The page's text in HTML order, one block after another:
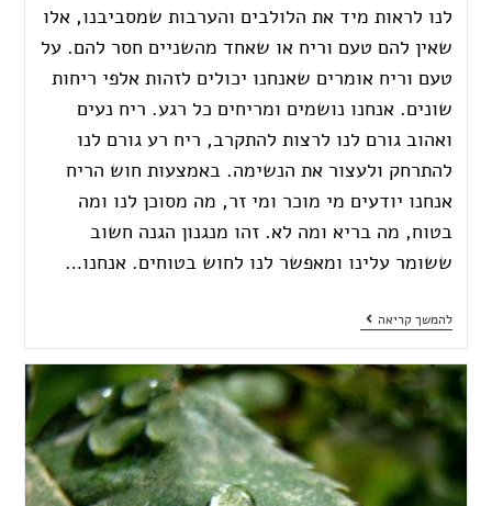
לנו לראות מיד את הלולבים והערבות שמסביבנו, אלו
שאין להם טעם וריח או שאחד מהשניים חסר להם. על
טעם וריח אומרים שאנחנו יכולים לזהות אלפי ריחות
שונים. אנחנו נושמים ומריחים כל רגע. ריח נעים
ואהוב גורם לנו לרצות להתקרב, ריח רע גורם לנו
להתרחק ולעצור את הנשימה. באמצעות חוש הריח
אנחנו יודעים מי מוכר ומי זר, מה מסוכן לנו ומה
בטוח, מה בריא ומה לא. זהו מנגנון הגנה חשוב
ששומר עלינו ומאפשר לנו לחוש בטוחים. אנחנו…
להמשך קריאה